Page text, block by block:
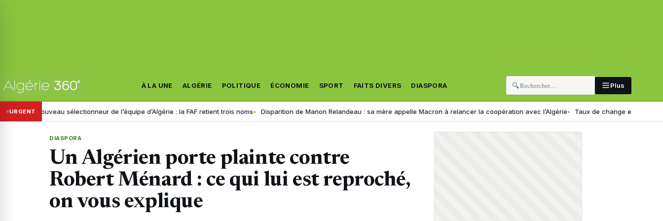
À LA UNE ALGÉRIE POLITIQUE ÉCONOMIE SPORT FAITS DIVERS DIASPORA 🔍 Plus
URGENTsélectionneur de l’équipe d’Algérie : la FAF retient trois noms Disparition de Manon Relandeau : sa mère appelle Macron à relancer la coopération avec l’Algérie Taux de change en Algérie : voici le
DIASPORA
Un Algérien porte plainte contre
Robert Ménard : ce qui lui est reproché,
on vous explique